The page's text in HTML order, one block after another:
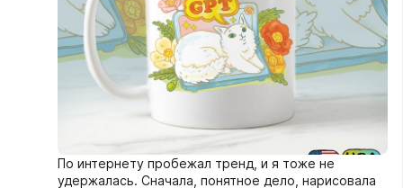
По интернету пробежал тренд, и я тоже не
удержалась. Сначала, понятное дело, нарисовала